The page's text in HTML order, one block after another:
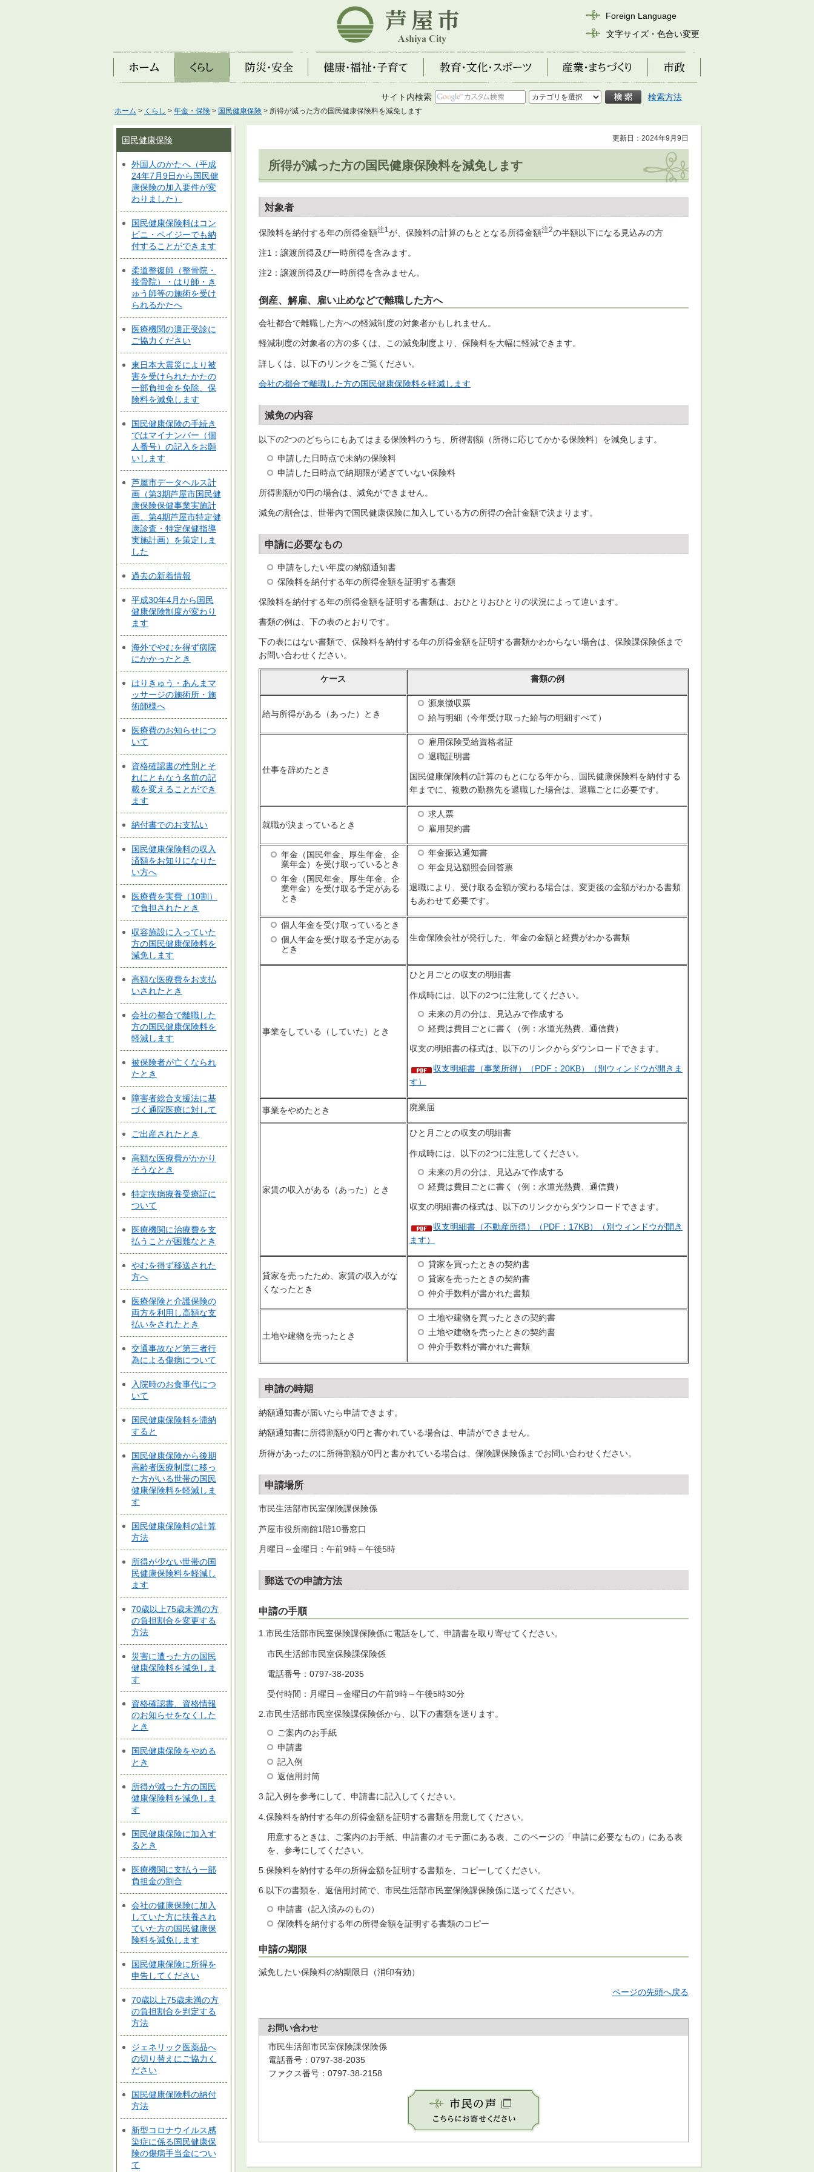
芦屋市
Foreign Language
文字サイズ・色合い変更
ホーム くらし 防災・安全 健康・福祉・子育て 教育・文化・スポーツ 産業・まちづくり 市政
サイト内検索 検索方法
ホーム > くらし > 年金・保険 > 国民健康保険 > 所得が減った方の国民健康保険料を減免します
国民健康保険
外国人のかたへ（平成
24年7月9日から国民健
康保険の加入要件が変
わりました）
国民健康保険料はコン
ビニ・ペイジーでも納
付することができます
柔道整復師（整骨院・
接骨院）・はり師・き
ゅう師等の施術を受け
られるかたへ
医療機関の適正受診に
ご協力ください
東日本大震災により被
害を受けられたかたの
一部負担金を免除、保
険料を減免します
国民健康保険の手続き
ではマイナンバー（個
人番号）の記入をお願
いします
芦屋市データヘルス計
画（第3期芦屋市国民健
康保険保健事業実施計
画、第4期芦屋市特定健
康診査・特定保健指導
実施計画）を策定しま
した
過去の新着情報
平成30年4月から国民
健康保険制度が変わり
ます
海外でやむを得ず病院
にかかったとき
はりきゅう・あんまマ
ッサージの施術所・施
術師様へ
医療費のお知らせにつ
いて
資格確認書の性別とそ
れにともなう名前の記
載を変えることができ
ます
納付書でのお支払い
国民健康保険料の収入
済額をお知りになりた
い方へ
医療費を実費（10割）
で負担されたとき
収容施設に入っていた
方の国民健康保険料を
減免します
高額な医療費をお支払
いされたとき
会社の都合で離職した
方の国民健康保険料を
軽減します
被保険者が亡くなられ
たとき
障害者総合支援法に基
づく通院医療に対して
ご出産されたとき
高額な医療費がかかり
そうなとき
特定疾病療養受療証に
ついて
医療機関に治療費を支
払うことが困難なとき
やむを得ず移送された
方へ
医療保険と介護保険の
両方を利用し高額な支
払いをされたとき
交通事故など第三者行
為による傷病について
入院時のお食事代につ
いて
国民健康保険料を滞納
すると
国民健康保険から後期
高齢者医療制度に移っ
た方がいる世帯の国民
健康保険料を軽減しま
す
国民健康保険料の計算
方法
所得が少ない世帯の国
民健康保険料を軽減し
ます
70歳以上75歳未満の方
の負担割合を変更する
方法
災害に遭った方の国民
健康保険料を減免しま
す
資格確認書、資格情報
のお知らせをなくした
とき
国民健康保険をやめる
とき
所得が減った方の国民
健康保険料を減免しま
す
国民健康保険に加入す
るとき
医療機関に支払う一部
負担金の割合
会社の健康保険に加入
していた方に扶養され
ていた方の国民健康保
険料を減免します
国民健康保険に所得を
申告してください
70歳以上75歳未満の方
の負担割合を判定する
方法
ジェネリック医薬品へ
の切り替えにご協力く
ださい
国民健康保険料の納付
方法
新型コロナウイルス感
染症に係る国民健康保
険の傷病手当金につい
て
更新日：2024年9月9日
所得が減った方の国民健康保険料を減免します
対象者
保険料を納付する年の所得金額注1 が、保険料の計算のもととなる所得金額注2の半額以下になる見込みの方
注1：譲渡所得及び一時所得を含みます。
注2：譲渡所得及び一時所得を含みません。
倒産、解雇、雇い止めなどで離職した方へ
会社都合で離職した方への軽減制度の対象者かもしれません。
軽減制度の対象者の方の多くは、この減免制度より、保険料を大幅に軽減できます。
詳しくは、以下のリンクをご覧ください。
会社の都合で離職した方の国民健康保険料を軽減します
減免の内容
以下の2つのどちらにもあてはまる保険料のうち、所得割額（所得に応じてかかる保険料）を減免します。
申請した日時点で未納の保険料
申請した日時点で納期限が過ぎていない保険料
所得割額が0円の場合は、減免ができません。
減免の割合は、世帯内で国民健康保険に加入している方の所得の合計金額で決まります。
申請に必要なもの
申請をしたい年度の納額通知書
保険料を納付する年の所得金額を証明する書類
保険料を納付する年の所得金額を証明する書類は、おひとりおひとりの状況によって違います。
書類の例は、下の表のとおりです。
下の表にはない書類で、保険料を納付する年の所得金額を証明する書類かわからない場合は、保険課保険係まで
お問い合わせください。
ケース 書類の例
給与所得がある（あった）とき
源泉徴収票
給与明細（今年受け取った給与の明細すべて）
仕事を辞めたとき
雇用保険受給資格者証
退職証明書
国民健康保険料の計算のもとになる年から、国民健康保険料を納付する
年までに、複数の勤務先を退職した場合は、退職ごとに必要です。
就職が決まっているとき
求人票
雇用契約書
年金（国民年金、厚生年金、企
業年金）を受け取っているとき
年金（国民年金、厚生年金、企
業年金）を受け取る予定がある
とき
年金振込通知書
年金見込額照会回答票
退職により、受け取る金額が変わる場合は、変更後の金額がわかる書類
もあわせて必要です。
個人年金を受け取っているとき
個人年金を受け取る予定がある
とき
生命保険会社が発行した、年金の金額と経費がわかる書類
事業をしている（していた）とき
ひと月ごとの収支の明細書
作成時には、以下の2つに注意してください。
未来の月の分は、見込みで作成する
経費は費目ごとに書く（例：水道光熱費、通信費）
収支の明細書の様式は、以下のリンクからダウンロードできます。
収支明細書（事業所得）（PDF：20KB）（別ウィンドウが開きま
す）
事業をやめたとき 廃業届
家賃の収入がある（あった）とき
ひと月ごとの収支の明細書
作成時には、以下の2つに注意してください。
未来の月の分は、見込みで作成する
経費は費目ごとに書く（例：水道光熱費、通信費）
収支の明細書の様式は、以下のリンクからダウンロードできます。
収支明細書（不動産所得）（PDF：17KB）（別ウィンドウが開き
ます）
貸家を売ったため、家賃の収入がな
くなったとき
貸家を買ったときの契約書
貸家を売ったときの契約書
仲介手数料が書かれた書類
土地や建物を売ったとき
土地や建物を買ったときの契約書
土地や建物を売ったときの契約書
仲介手数料が書かれた書類
申請の時期
納額通知書が届いたら申請できます。
納額通知書に所得割額が0円と書かれている場合は、申請ができません。
所得があったのに所得割額が0円と書かれている場合は、保険課保険係までお問い合わせください。
申請場所
市民生活部市民室保険課保険係
芦屋市役所南館1階10番窓口
月曜日～金曜日：午前9時～午後5時
郵送での申請方法
申請の手順
1.市民生活部市民室保険課保険係に電話をして、申請書を取り寄せてください。
市民生活部市民室保険課保険係
電話番号：0797-38-2035
受付時間：月曜日～金曜日の午前9時～午後5時30分
2.市民生活部市民室保険課保険係から、以下の書類を送ります。
ご案内のお手紙
申請書
記入例
返信用封筒
3.記入例を参考にして、申請書に記入してください。
4.保険料を納付する年の所得金額を証明する書類を用意してください。
用意するときは、ご案内のお手紙、申請書のオモテ面にある表、このページの「申請に必要なもの」にある表
を、参考にしてください。
5.保険料を納付する年の所得金額を証明する書類を、コピーしてください。
6.以下の書類を、返信用封筒で、市民生活部市民室保険課保険係に送ってください。
申請書（記入済みのもの）
保険料を納付する年の所得金額を証明する書類のコピー
申請の期限
減免したい保険料の納期限日（消印有効）
ページの先頭へ戻る
お問い合わせ
市民生活部市民室保険課保険係
電話番号：0797-38-2035
ファクス番号：0797-38-2158